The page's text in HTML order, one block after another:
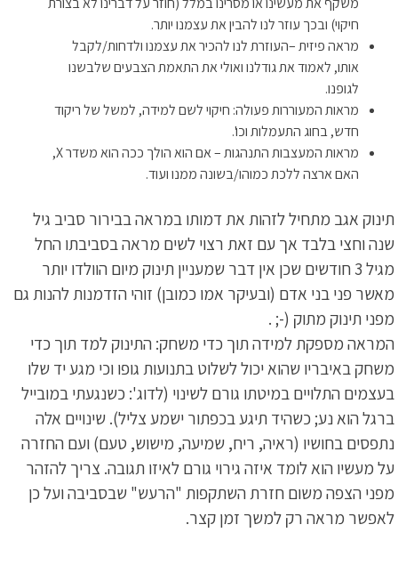
חיקוי) ובכך עוזר לנו להבין את עצמנו יותר.
מראה פיזית –העוזרת לנו להכיר את עצמנו ולדחות/לקבל
אותו, לאמוד את גודלנו ואולי את התאמת הצבעים שלבשנו
לגופנו.
מראות המעוררות פעולה: חיקוי לשם למידה, למשל של ריקוד
חדש, בחוג התעמלות וכו'.
מראות המעצבות התנהגות – אם הוא הולך ככה הוא משדר X,
האם ארצה ללכת כמוהו/בשונה ממנו ועוד.
תינוק אגב מתחיל לזהות את דמותו במראה בבירור סביב גיל
שנה וחצי בלבד אך עם זאת רצוי לשים מראה בסביבתו החל
מגיל 3 חודשים שכן אין דבר שמעניין תינוק מיום הוולדו יותר
מאשר פני בני אדם (ובעיקר אמו כמובן) זוהי הזדמנות להנות גם
מפני תינוק מתוק (-; .
המראה מספקת למידה תוך כדי משחק: התינוק למד תוך כדי
משחק באיבריו שהוא יכול לשלוט בתנועות גופו וכי מגע יד שלו
בעצמים התלויים במיטתו גורם לשינוי (לדוג': כשנגעתי במובייל
ברגל הוא נע; כשהיד תיגע בכפתור ישמע צליל). שינויים אלה
נתפסים בחושיו (ראיה, ריח, שמיעה, מישוש, טעם) ועם החזרה
על מעשיו הוא לומד איזה גירוי גורם לאיזו תגובה. צריך להזהר
מפני הצפה משום חזרת השתקפות "הרעש" שבסביבה ועל כן
לאפשר מראה רק למשך זמן קצר.